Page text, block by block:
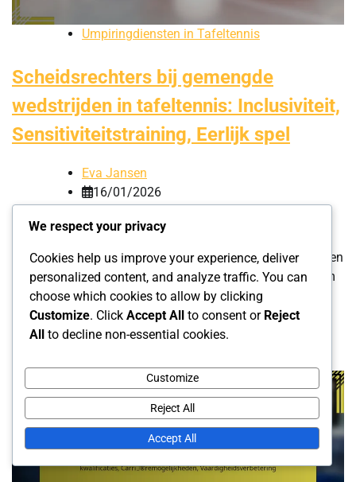
Umpiringdiensten in Tafeltennis
Scheidsrechters bij gemengde
wedstrijden in tafeltennis: Inclusiviteit,
Sensitiviteitstraining, Eerlijk spel
Eva Jansen
16/01/2026
Het leiden van gemengde tafeltenniswedstrijden vereist een
sterke nadruk op inclusiviteit, gevoeligheid en fair play om
een evenwichtige en rechtvaardige competitie te creëren.
Scheidsrechters moeten […]
We respect your privacy
Cookies help us improve your experience, deliver
personalized content, and analyze traffic. You can
choose which cookies to allow by clicking
Customize. Click Accept All to consent or Reject
All to decline non-essential cookies.
Customize
Reject All
Accept All